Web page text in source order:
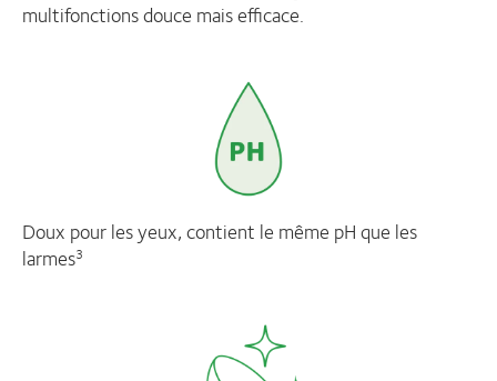
multifonctions douce mais efficace.
Doux pour les yeux, contient le même pH que les
larmes3